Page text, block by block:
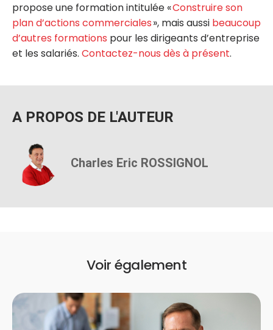
propose une formation intitulée «Construire son
plan d’actions commerciales», mais aussi beaucoup
d’autres formations pour les dirigeants d’entreprise
et les salariés. Contactez-nous dès à présent.
A PROPOS DE L'AUTEUR
Charles Eric ROSSIGNOL
Voir également